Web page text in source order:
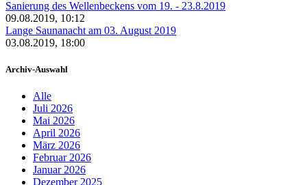
Sanierung des Wellenbeckens vom 19. - 23.8.2019
09.08.2019, 10:12
Lange Saunanacht am 03. August 2019
03.08.2019, 18:00
Archiv-Auswahl
Alle
Juli 2026
Mai 2026
April 2026
März 2026
Februar 2026
Januar 2026
Dezember 2025